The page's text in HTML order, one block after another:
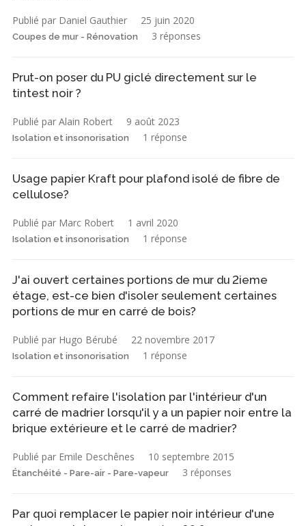
Publié par Daniel Gauthier 25 juin 2020
Coupes de mur - Rénovation 3 réponses
Prut-on poser du PU giclé directement sur le
tintest noir ?
Publié par Alain Robert 9 août 2023
Isolation et insonorisation 1 réponse
Usage papier Kraft pour plafond isolé de fibre de
cellulose?
Publié par Marc Robert 1 avril 2020
Isolation et insonorisation 1 réponse
J'ai ouvert certaines portions de mur du 2ieme
étage, est-ce bien d'isoler seulement certaines
portions de mur en carré de bois?
Publié par Hugo Bérubé 22 novembre 2017
Isolation et insonorisation 1 réponse
Comment refaire l'isolation par l'intérieur d'un
carré de madrier lorsqu'il y a un papier noir entre la
brique extérieure et le carré de madrier?
Publié par Emile Deschênes 10 septembre 2015
Étanchéité - Pare-air - Pare-vapeur 3 réponses
Par quoi remplacer le papier noir intérieur d'une